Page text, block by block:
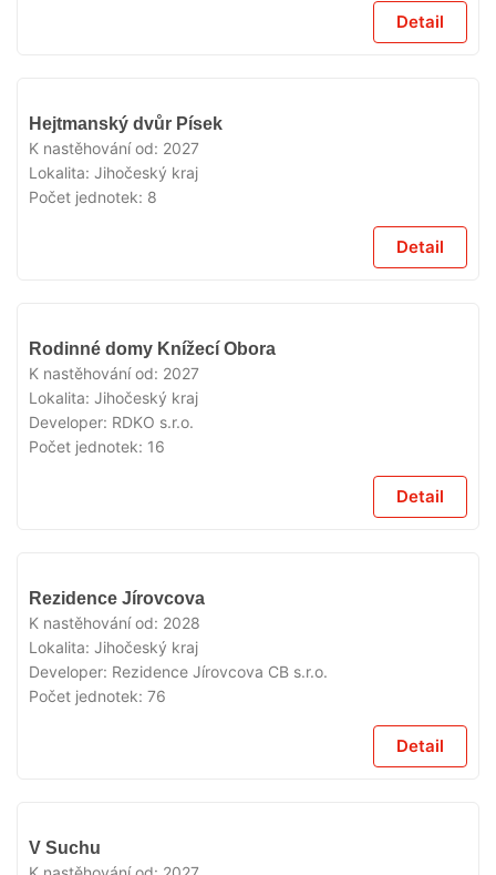
Detail
Hejtmanský dvůr Písek
K nastěhování od: 2027
Lokalita: Jihočeský kraj
Počet jednotek: 8
Detail
Rodinné domy Knížecí Obora
K nastěhování od: 2027
Lokalita: Jihočeský kraj
Developer: RDKO s.r.o.
Počet jednotek: 16
Detail
Rezidence Jírovcova
K nastěhování od: 2028
Lokalita: Jihočeský kraj
Developer: Rezidence Jírovcova CB s.r.o.
Počet jednotek: 76
Detail
V Suchu